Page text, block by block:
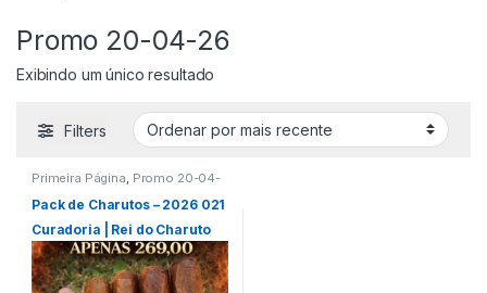
Promo 20-04-26
Exibindo um único resultado
Filters
Primeira Página, Promo 20-04-
Todos Produtos
Pack de Charutos – 2026 021
Curadoria | Rei do Charuto